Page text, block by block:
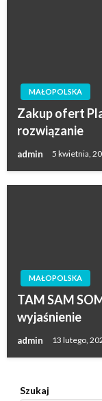
MAŁOPOLSKA
Zakup ofert
rozwiązanie
admin 5 kwietnia,
MAŁOPOLSKA
TAM SAM
wyjaśnienie
admin 13 lutego,
Szukaj